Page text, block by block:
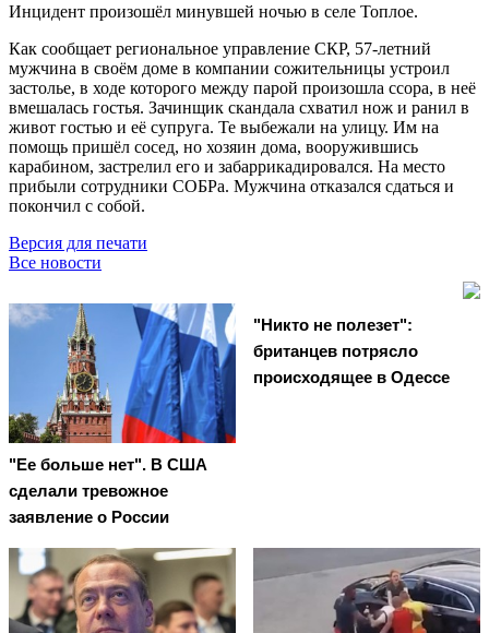
Инцидент произошёл минувшей ночью в селе Топлое.
Как сообщает региональное управление СКР, 57-летний
мужчина в своём доме в компании сожительницы устроил
застолье, в ходе которого между парой произошла ссора, в неё
вмешалась гостья. Зачинщик скандала схватил нож и ранил в
живот гостью и её супруга. Те выбежали на улицу. Им на
помощь пришёл сосед, но хозяин дома, вооружившись
карабином, застрелил его и забаррикадировался. На место
прибыли сотрудники СОБРа. Мужчина отказался сдаться и
покончил с собой.
Версия для печати
Все новости
"Ее больше нет". В США
сделали тревожное
заявление о России
"Никто не полезет":
британцев потрясло
происходящее в Одессе